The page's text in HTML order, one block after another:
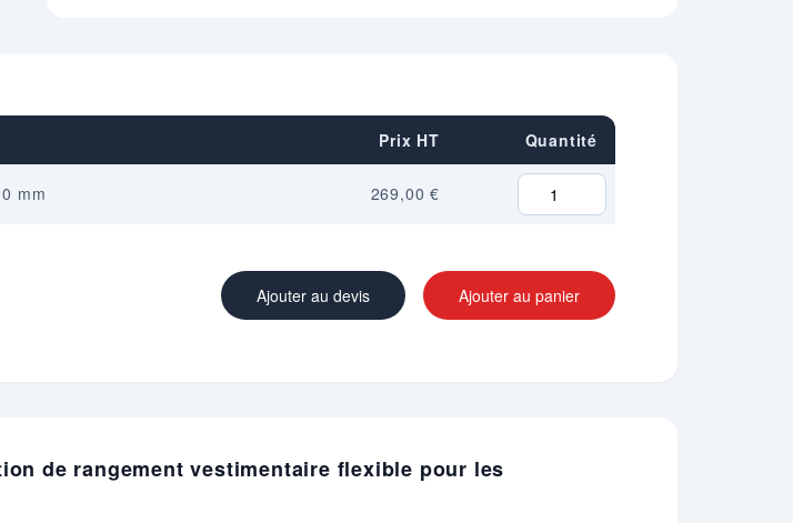
Prix HT Quantité
mm 269,00 €
Ajouter au devis Ajouter au panier
de rangement vestimentaire flexible pour les